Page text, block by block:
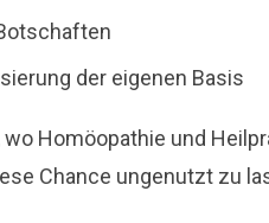
der eigenen Basis
wo Homöopathie und
Chance ungenutzt zu